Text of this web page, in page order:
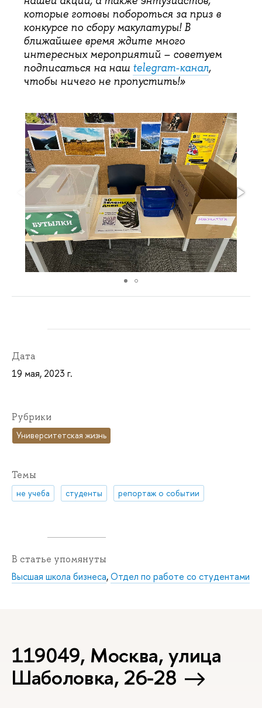
которые готовы побороться за приз в
конкурсе по сбору макулатуры! В
ближайшее время ждите много
интересных мероприятий – советуем
подписаться на наш telegram-канал,
чтобы ничего не пропустить!»
Дата
19 мая, 2023 г.
Рубрики
Университетская жизнь
Темы
не учеба студенты репортаж о событии
В статье упомянуты
Высшая школа бизнеса,Отдел по работе со студентами
119049, Москва, улица
Шаболовка, 26-28